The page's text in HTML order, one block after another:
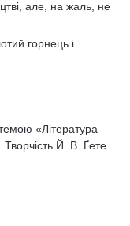
але, на жаль, не
горнець і
«Література
Й. В. Ґете